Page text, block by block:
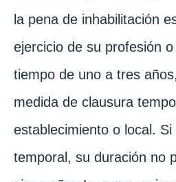
la pena de inhabilitación
ejercicio de su profesión
tiempo de uno a tres
medida de clausura
establecimiento o local.
temporal, su duración no